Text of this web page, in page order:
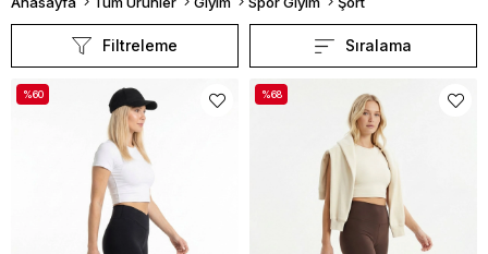
Filtreleme Sıralama
%60 %68